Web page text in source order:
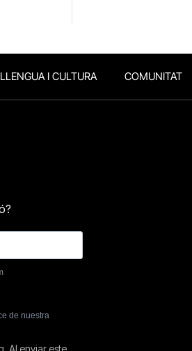
LLENGUA I CULTURA COMUNITAT